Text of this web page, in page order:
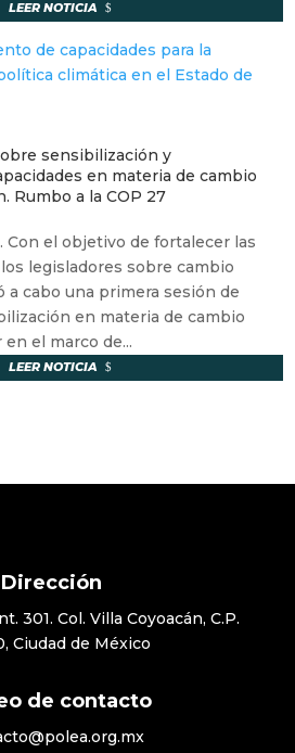
LEER NOTICIA
sensibilización y
en materia de cambio
Rumbo a la COP 27
Con el objetivo de fortalecer las
legisladores sobre cambio
a cabo una primera sesión de
en materia de cambio
el marco de...
LEER NOTICIA
Dirección
301. Col. Villa Coyoacán, C.P.
Ciudad de México
de contacto